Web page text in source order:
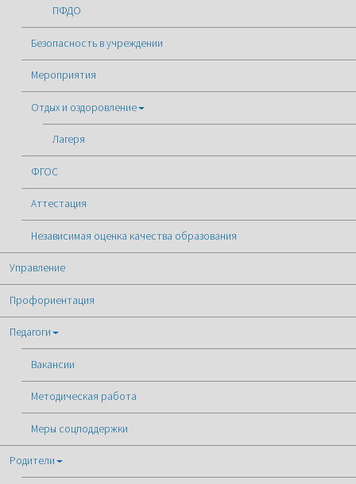
ПФДО
Безопасность в учреждении
Мероприятия
Отдых и оздоровление
Лагеря
ФГОС
Аттестация
Независимая оценка качества образования
Управление
Профориентация
Педагоги
Вакансии
Методическая работа
Меры соцподдержки
Родители